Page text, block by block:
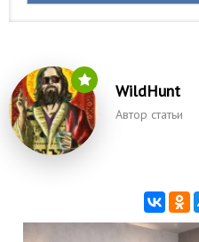
WildHunt
Автор статьи